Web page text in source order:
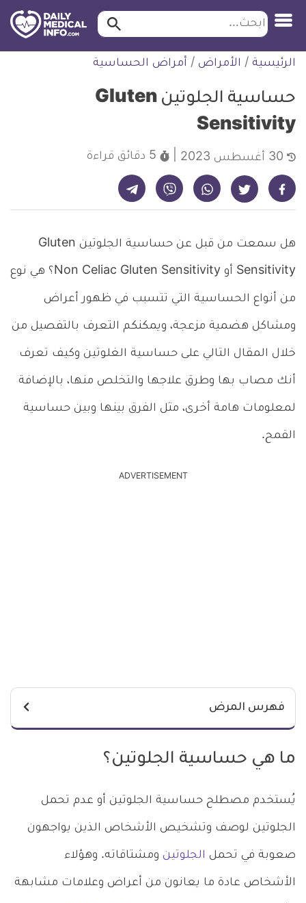
التخطي
للمحتوى
ابحث ابحث…
الرئيسية / الأمراض / أمراض الحساسية
حساسية الجلوتين Gluten
Sensitivity
5 دقائق قراءة
شارك على فيسبوك - ديلي ميديكال انفو شارك على تويتر - ديلي ميديكال انفو شارك على واتساب - ديلي ميديكال انفو شارك على فايبر - ديلي ميديكال انفو شارك على تيليجرام - ديلي ميديكال انفو
هل سمعت من قبل عن حساسية الجلوتين Gluten
Sensitivity أو Non Celiac Gluten Sensitivity؟ هي نوع
من أنواع الحساسية التي تتسبب في ظهور أعراض
ومشاكل هضمية مزعجة، ويمكنكم التعرف بالتفصيل من
خلال المقال التالي على حساسية الغلوتين وكيف تعرف
أنك مصاب بها وطرق علاجها والتخلص منها، بالإضافة
لمعلومات هامة أخرى، مثل الفرق بينها وبين حساسية
القمح.
ADVERTISEMENT
فهرس المرض
ما هي حساسية الجلوتين؟
يُستخدم مصطلح حساسية الجلوتين أو عدم تحمل
الجلوتين لوصف وتشخيص الأشخاص الذين يواجهون
صعوبة في تحمل الجلوتين ومشتاقاته. وهؤلاء
الأشخاص عادة ما يعانون من أعراض وعلامات مشابهة